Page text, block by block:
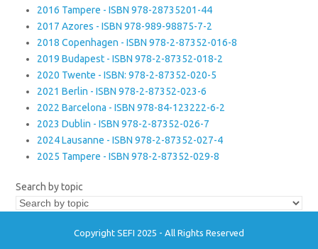
2016 Tampere - ISBN 978-28735201-44
2017 Azores - ISBN 978-989-98875-7-2
2018 Copenhagen - ISBN 978-2-87352-016-8
2019 Budapest - ISBN 978-2-87352-018-2
2020 Twente - ISBN: 978-2-87352-020-5
2021 Berlin - ISBN 978-2-87352-023-6
2022 Barcelona - ISBN 978-84-123222-6-2
2023 Dublin - ISBN 978-2-87352-026-7
2024 Lausanne - ISBN 978-2-87352-027-4
2025 Tampere - ISBN 978-2-87352-029-8
Search by topic
Copyright SEFI 2025 - All Rights Reserved